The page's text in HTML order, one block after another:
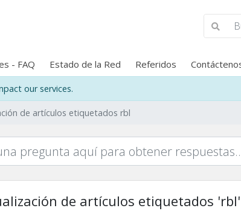
- FAQ Estado de la Red Referidos
our services.
de artículos etiquetados rbl
de artículos etiquetados 'rbl'